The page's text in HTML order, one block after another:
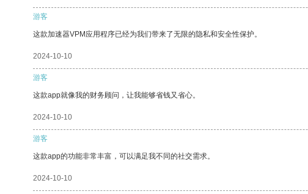
游客
这款加速器VPM应用程序已经为我们带来了无限的隐私和安全性保护。
2024-10-10
游客
这款app就像我的财务顾问，让我能够省钱又省心。
2024-10-10
游客
这款app的功能非常丰富，可以满足我不同的社交需求。
2024-10-10